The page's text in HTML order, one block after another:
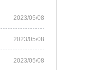
2023/05/08
2023/05/08
2023/05/08